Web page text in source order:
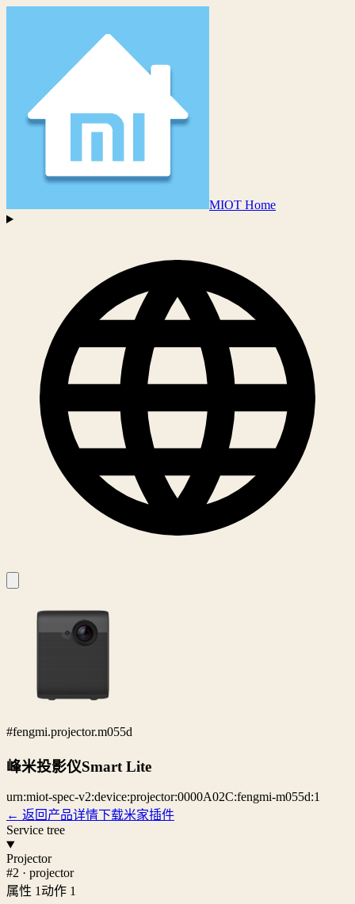
MIOT Home
#fengmi.projector.m055d
峰米投影仪Smart Lite
urn:miot-spec-v2:device:projector:0000A02C:fengmi-m055d:1
← 返回产品详情下载米家插件
Service tree
Projector
#2 · projector
属性 1动作 1